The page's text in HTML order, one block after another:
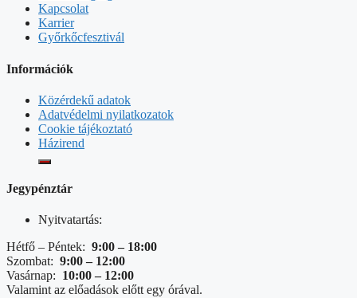
Kapcsolat
Karrier
Győrkőcfesztivál
Információk
Közérdekű adatok
Adatvédelmi nyilatkozatok
Cookie tájékoztató
Házirend
Jegypénztár
Nyitvatartás:
Hétfő – Péntek: 9:00 – 18:00
Szombat: 9:00 – 12:00
Vasárnap: 10:00 – 12:00
Valamint az előadások előtt egy órával.